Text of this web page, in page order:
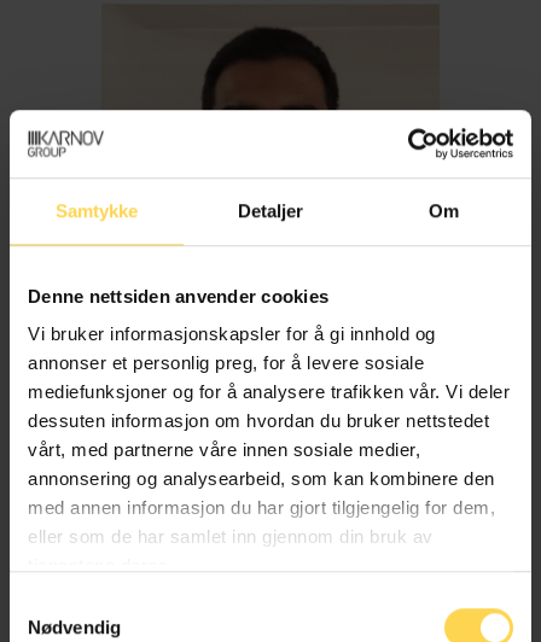
Samtykke Detaljer Om
Denne nettsiden anvender cookies
Vi bruker informasjonskapsler for å gi innhold og
annonser et personlig preg, for å levere sosiale
mediefunksjoner og for å analysere trafikken vår. Vi deler
dessuten informasjon om hvordan du bruker nettstedet
vårt, med partnerne våre innen sosiale medier,
annonsering og analysearbeid, som kan kombinere den
med annen informasjon du har gjort tilgjengelig for dem,
eller som de har samlet inn gjennom din bruk av
Nødvendig
Imran Haider
Trygderett og pensjonsrett